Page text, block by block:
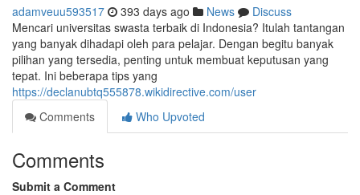
adamveuu593517 393 days ago News
Discuss
Mencari universitas swasta terbaik di Indonesia? Itulah tantangan
yang banyak dihadapi oleh para pelajar. Dengan begitu banyak
pilihan yang tersedia, penting untuk membuat keputusan yang
tepat. Ini beberapa tips yang
https://declanubtq555878.wikidirective.com/user
Comments
Who Upvoted
Comments
Submit a Comment